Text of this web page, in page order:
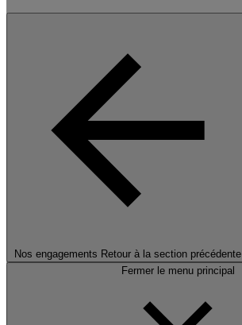
Nos engagements Retour à la section précédente
Fermer le menu principal